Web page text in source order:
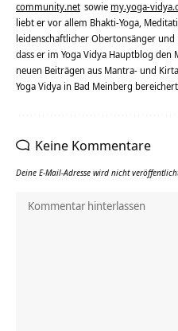
community.net sowie my.yoga-
liebt er vor allem Bhakti-Yoga,
leidenschaftlicher Obertonsänger
dass er im Yoga Vidya Hauptblog
neuen Beiträgen aus Mantra- und
Yoga Vidya in Bad Meinberg
Keine Kommentare
Deine E-Mail-Adresse wird nicht